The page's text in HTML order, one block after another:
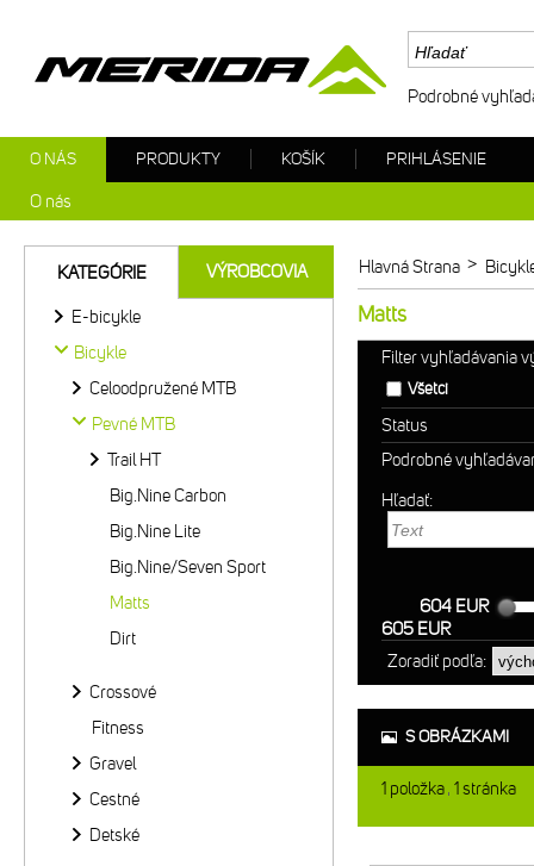
Hlavná Strana >
Matts
Filter vyhľadávania
Všetci
Status
Podrobné
Hľadať:
604 EUR
605 EUR
Zoradiť podľa:
S OBRÁZKAMI
1 položka 1stránka
KATEGÓRIE VÝROBCOVIA
E-bicykle
Bicykle
Celoodpružené MTB
Pevné MTB
Trail HT
Big.Nine Carbon
Big.Nine Lite
Big.Nine/Seven Sport
Matts
Dirt
Crossové
Fitness
Gravel
Cestné
Detské
Podrobné
O NÁS
O nás
PRODUKTY KOŠÍK PRIHLÁSENIE